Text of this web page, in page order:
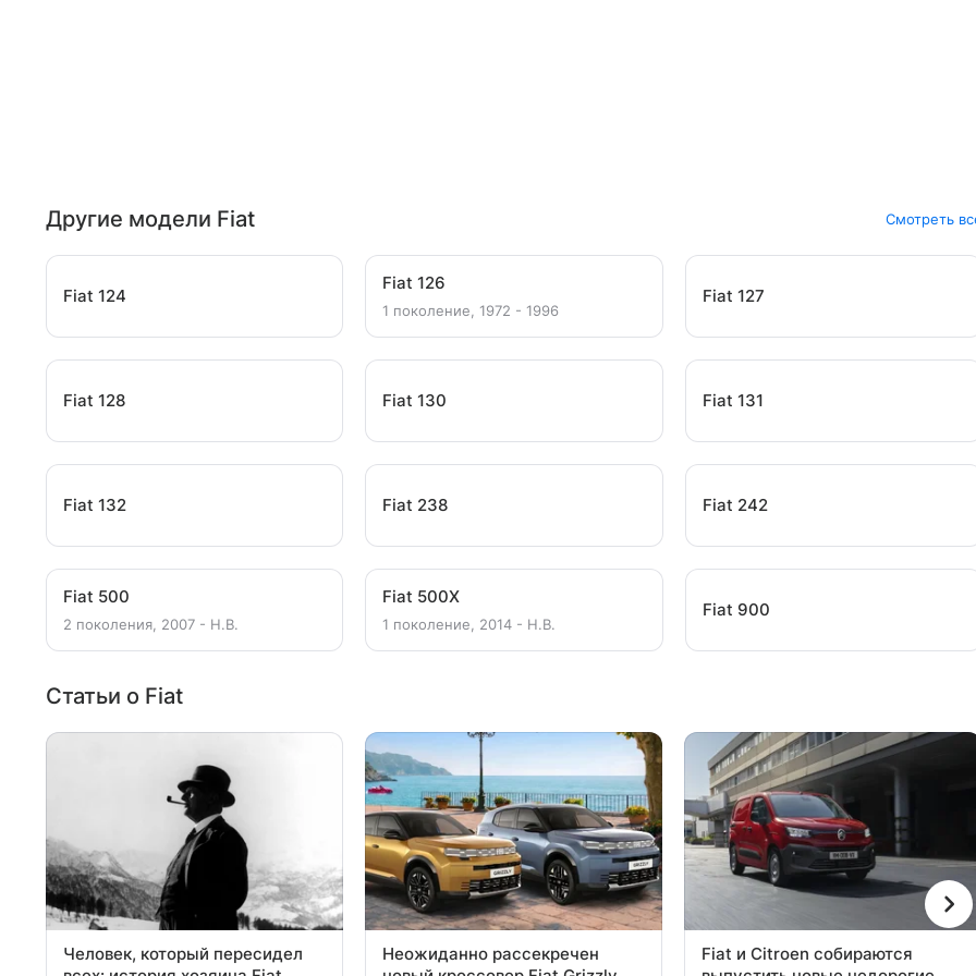
Другие модели Fiat Смотреть
Fiat 124
Fiat 126
1 поколение, 1972 - 1996
Fiat 127
Fiat 128 Fiat 130 Fiat 131
Fiat 132 Fiat 238 Fiat 242
Fiat 500
2 поколения, 2007 - Н.В.
Fiat 500X
1 поколение, 2014 - Н.В.
Fiat 900
Статьи о Fiat
Человек, который пересидел
Неожиданно рассекречен
Fiat и Citroen собираются